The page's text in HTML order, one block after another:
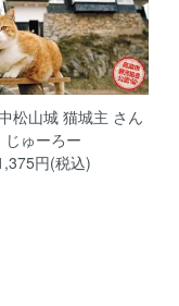
松山城 猫城主 さん
じゅーろー
円(税込)